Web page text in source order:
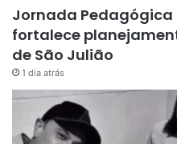
Jornada Pedagógica
fortalece
de São Julião
1 dia atrás